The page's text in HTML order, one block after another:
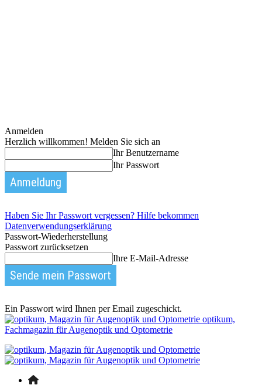
Anmelden
Herzlich willkommen! Melden Sie sich an
Ihr Benutzername
Ihr Passwort
Haben Sie Ihr Passwort vergessen? Hilfe bekommen
Datenverwendungserklärung
Passwort-Wiederherstellung
Passwort zurücksetzen
Ihre E-Mail-Adresse
Ein Passwort wird Ihnen per Email zugeschickt.
optikum,
Fachmagazin für Augenoptik und Optometrie